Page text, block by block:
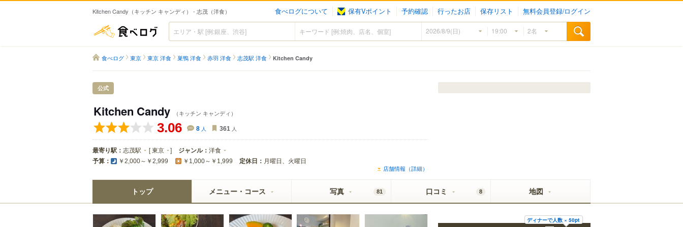
Kitchen Candy（キッチン キャンディ） - 志茂（洋食） 食べログについて 保有Vポイント 予約確認 行ったお店 保存リスト 無料会員登録/ログイン
食べログ
食べログ 東京 東京 洋食 巣鴨 洋食 赤羽 洋食 志茂駅 洋食 Kitchen Candy
公式
Kitchen Candy （キッチン キャンディ）
3.06 8 人 361 人
最寄り駅： 志茂駅 [東京 ] ジャンル： 洋食
予算： ￥2,000～￥2,999 ￥1,000～￥1,999 定休日： 月曜日、火曜日
店舗情報（詳細）
トップ メニュー・コース 写真 81 口コミ 8 地図
ディナーで人数 × 50pt